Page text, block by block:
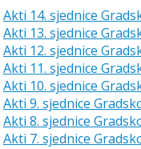
Akti 14. sjednice
Akti 13. sjednice
Akti 12. sjednice
Akti 11. sjednice
Akti 10. sjednice
Akti 9. sjednice
Akti 8. sjednice
Akti 7. sjednice